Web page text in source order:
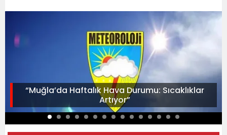
“Muğla’da Haftalık Hava Durumu: Sıcaklıklar
Artıyor”